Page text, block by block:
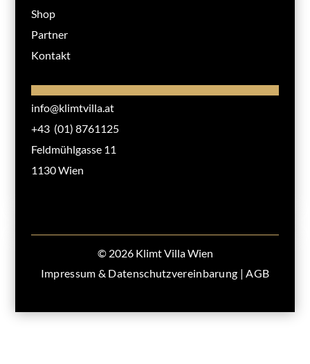
Shop
Partner
Kontakt
info@klimtvilla.at
+43 (01) 8761125
Feldmühlgasse 11
1130 Wien
© 2026 Klimt Villa Wien
Impressum & Datenschutzvereinbarung |AGB